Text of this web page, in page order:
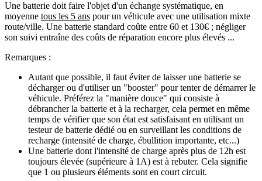
Une batterie doit faire l'objet d'un échange systématique, en
moyenne tous les 5 ans pour un véhicule avec une utilisation mixte
route/ville. Une batterie standard coûte entre 60 et 130€ ; négliger
son suivi entraîne des coûts de réparation encore plus élevés ...
Remarques :
Autant que possible, il faut éviter de laisser une batterie se
décharger ou d'utiliser un "booster" pour tenter de démarrer le
véhicule. Préférez la "manière douce" qui consiste à
débrancher la batterie et à la recharger, cela permet en même
temps de vérifier que son état est satisfaisant en utilisant un
testeur de batterie dédié ou en surveillant les conditions de
recharge (intensité de charge, ébullition importante, etc...)
Une batterie dont l'intensité de charge après plus de 12h est
toujours élevée (supérieure à 1A) est à rebuter. Cela signifie
que 1 ou plusieurs éléments sont en court circuit.